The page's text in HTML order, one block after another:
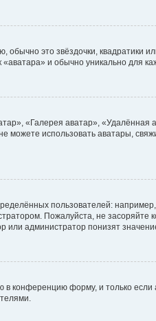
это звёздочки, квадратики
и обычно уникально для
«Галерея аватар», «Удалённая
можете использовать аватары,
пользователей:
Пожалуйста, не
администратор понизят
в конференцию форму, и только